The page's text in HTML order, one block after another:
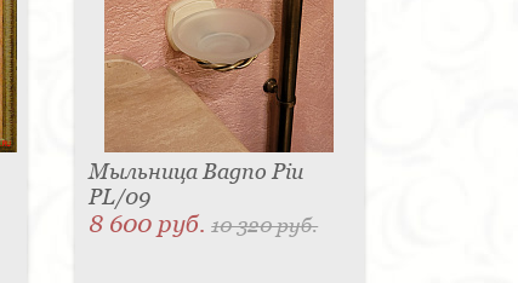
Мыльница Bagno Piu
PL/09
8 600 руб.10 320 руб.